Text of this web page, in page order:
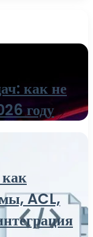
как не
году
ACL,